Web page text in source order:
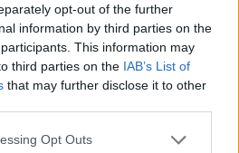
opt-out of the further
information by third parties on the
This information may
third parties on the IAB’s List of
that may further disclose it to other
Opt Outs
LUINO